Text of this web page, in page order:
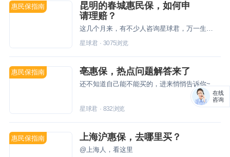
惠民保指南
昆明的春城惠民保，如何申
请理赔？
星球君· 3075浏览
惠民保指南 亳惠保，热点问题解答来了
还不知道自己能不能买的，进来悄悄告诉你~
星球君 · 832浏览
惠民保指南 上海沪惠保，去哪里买？
@上海人，看这里
在线
咨询